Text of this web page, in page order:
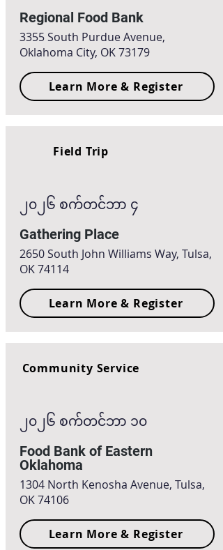
Regional Food Bank
3355 South Purdue Avenue,
Oklahoma City, OK 73179
Learn More & Register
Field Trip
၂၀၂၆ စက်တင်ဘာ ၄
Gathering Place
2650 South John Williams Way, Tulsa,
OK 74114
Learn More & Register
Community Service
၂၀၂၆ စက်တင်ဘာ ၁၀
Food Bank of Eastern
Oklahoma
1304 North Kenosha Avenue, Tulsa,
OK 74106
Learn More & Register